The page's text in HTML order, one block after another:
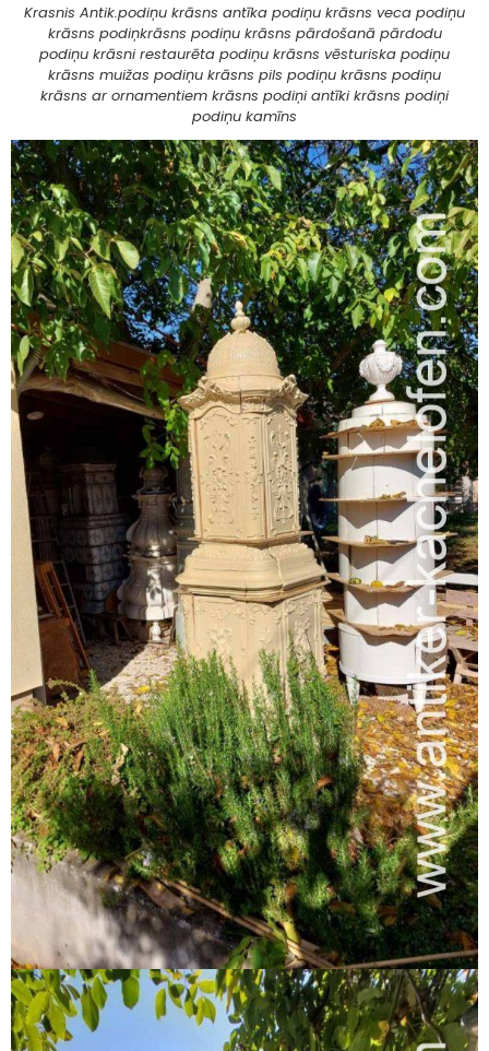
Krasnis Antik.podiņu krāsns antīka podiņu krāsns veca podiņu
krāsns podiņkrāsns podiņu krāsns pārdošanā pārdodu
podiņu krāsni restaurēta podiņu krāsns vēsturiska podiņu
krāsns muižas podiņu krāsns pils podiņu krāsns podiņu
krāsns ar ornamentiem krāsns podiņi antīki krāsns podiņi
podiņu kamīns